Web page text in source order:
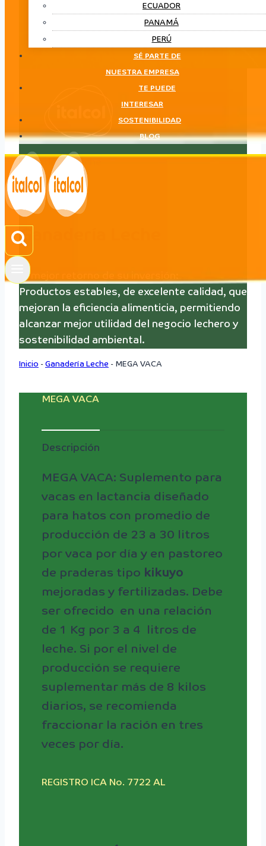
ECUADOR
PANAMÁ
PERÚ
SÉ PARTE DE
NUESTRA EMPRESA
TE PUEDE
INTERESAR
SOSTENIBILIDAD
BLOG
Ganadería Leche
LÍNEA
Ganadería Leche
El mejor retorno de su inversión:
Productos estables, de excelente calidad, que
mejoran la eficiencia alimenticia, permitiendo
alcanzar mejor utilidad del negocio lechero y
sostenibilidad ambiental.
Inicio - Ganadería Leche - MEGA VACA
MEGA VACA
Descripción
MEGA VACA: Suplemento para
vacas en lactancia diseñado
para hatos con promedio de
producción de 23 a 30 litros
por vaca por día y en pastoreo
de praderas tipo kikuyo
mejoradas y fertilizadas. Debe
ser ofrecido en una relación
de 1 Kg por 3 a 4 litros de
leche. Si por el nivel de
producción se requiere
suplementar más de 8 kilos
diarios, se recomienda
fraccionar la ración en tres
veces por día.
REGISTRO ICA No. 7722 AL